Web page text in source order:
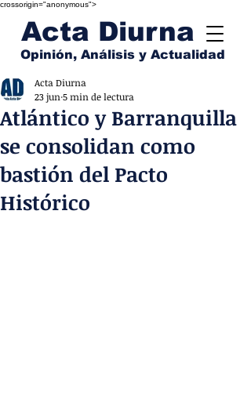
crossorigin="anonymous">
Acta Diurna
Opinión, Análisis y Actualidad
Atlántico y Barranquilla
se consolidan como
bastión del Pacto
Histórico
Acta Diurna
23 jun 5 min de lectura